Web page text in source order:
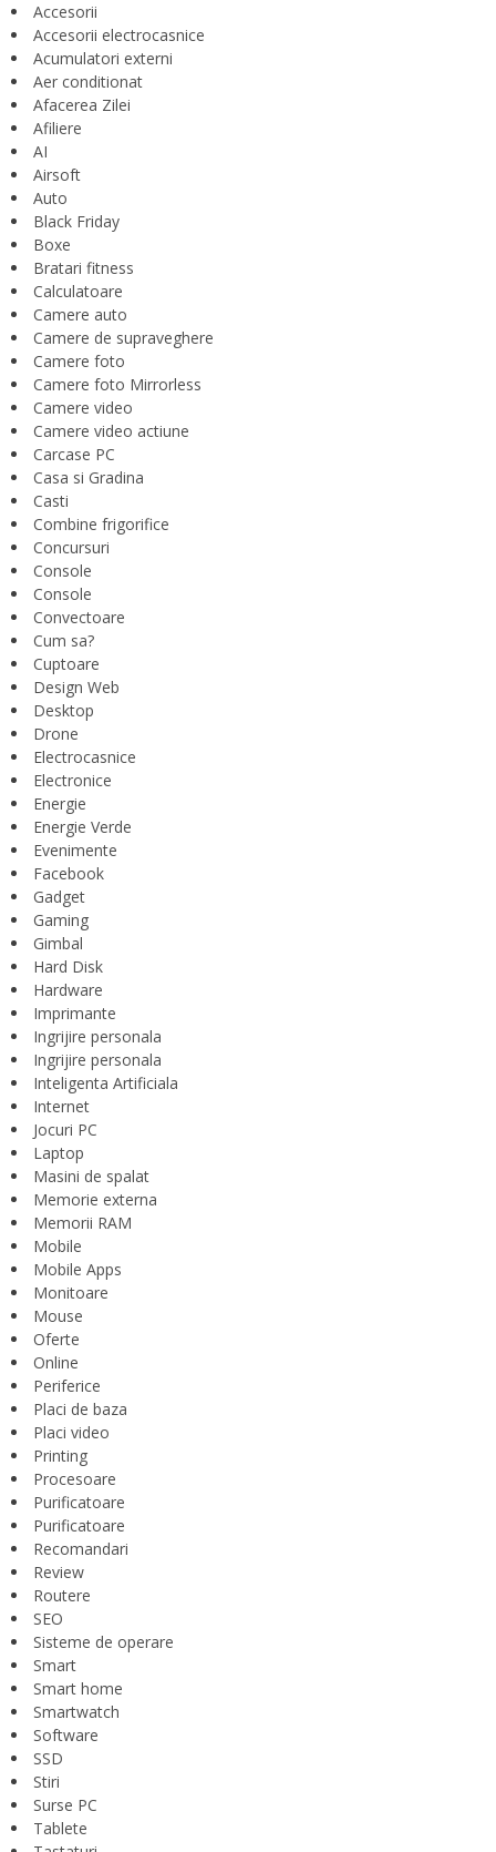
Accesorii
Accesorii electrocasnice
Acumulatori externi
Aer conditionat
Afacerea Zilei
Afiliere
AI
Airsoft
Auto
Black Friday
Boxe
Bratari fitness
Calculatoare
Camere auto
Camere de supraveghere
Camere foto
Camere foto Mirrorless
Camere video
Camere video actiune
Carcase PC
Casa si Gradina
Casti
Combine frigorifice
Concursuri
Console
Console
Convectoare
Cum sa?
Cuptoare
Design Web
Desktop
Drone
Electrocasnice
Electronice
Energie
Energie Verde
Evenimente
Facebook
Gadget
Gaming
Gimbal
Hard Disk
Hardware
Imprimante
Ingrijire personala
Ingrijire personala
Inteligenta Artificiala
Internet
Jocuri PC
Laptop
Masini de spalat
Memorie externa
Memorii RAM
Mobile
Mobile Apps
Monitoare
Mouse
Oferte
Online
Periferice
Placi de baza
Placi video
Printing
Procesoare
Purificatoare
Purificatoare
Recomandari
Review
Routere
SEO
Sisteme de operare
Smart
Smart home
Smartwatch
Software
SSD
Stiri
Surse PC
Tablete